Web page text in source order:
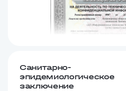
Санитарно-
эпидемиологическое
заключение